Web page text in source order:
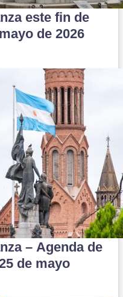
este fin de
de 2026
– Agenda de
de mayo